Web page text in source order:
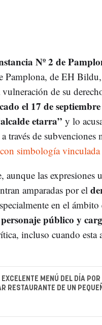
Nº 2 de
Pamplona, de EH Bildu,
de su
el 17 de
etarra” y lo
través de subvenciones
con simbología vinculada
las expresiones
amparadas por el
en el ámbito
personaje público y
incluso cuando esta
EXCELENTE MENÚ DEL DÍA
RESTAURANTE DE UN